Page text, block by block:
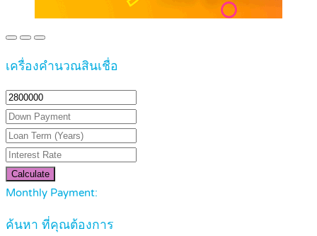
เครื่องคำนวณสินเชื่อ
Calculate
Monthly Payment:
ค้นหา ที่คุณต้องการ